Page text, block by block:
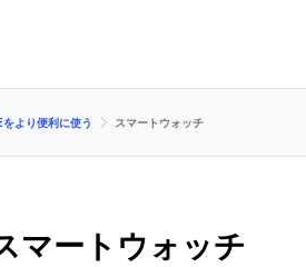
より便利に使う スマートウォッチ
マートウォッチ